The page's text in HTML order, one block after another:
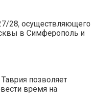
28, осуществляющего
в Симферополь и
позволяет
время на